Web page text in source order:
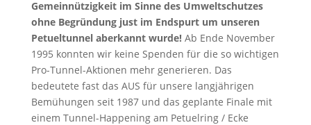
Gemeinnützigkeit im Sinne des Umweltschutzes
ohne Begründung just im Endspurt um unseren
Petueltunnel aberkannt wurde!Ab Ende November
1995 konnten wir keine Spenden für die so wichtigen
Pro-Tunnel-Aktionen mehr generieren. Das
bedeutete fast das AUS für unsere langjährigen
Bemühungen seit 1987 und das geplante Finale mit
einem Tunnel-Happening am Petuelring / Ecke